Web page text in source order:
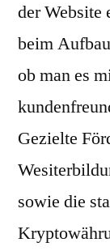
der Website
beim
ob man es
Gezielte
sowie die